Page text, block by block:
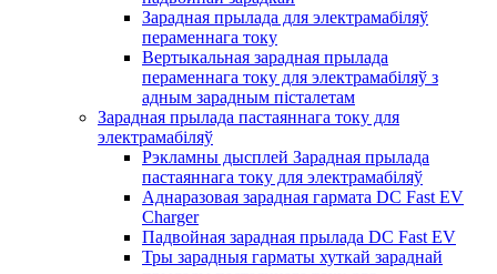
Зарадная прылада для электрамабіляў
пераменнага току
Вертыкальная зарадная прылада
пераменнага току для электрамабіляў з
адным зарадным пісталетам
Зарадная прылада пастаяннага току для
электрамабіляў
Рэкламны дысплей Зарадная прылада
пастаяннага току для электрамабіляў
Аднаразовая зарадная гармата DC Fast EV
Charger
Падвойная зарадная прылада DC Fast EV
Тры зарадныя гарматы хуткай зараднай